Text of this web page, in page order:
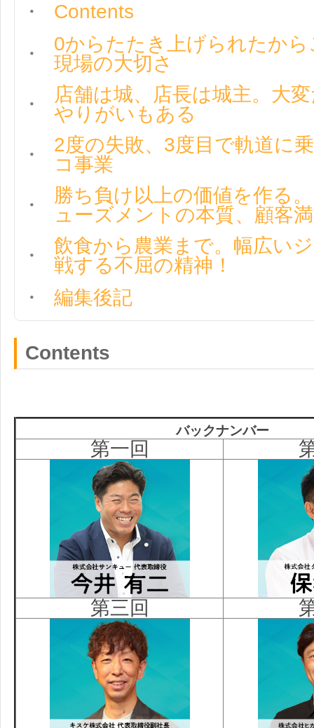
Contents
0からたたき上げられたか
現場の大切さ
店舗は城、店長は城主。大
やりがいもある
2度の失敗、3度目で軌道に
コ事業
勝ち負け以上の価値を作る
ューズメントの本質、顧客
飲食から農業まで。幅広い
戦する不屈の精神！
編集後記
Contents
バックナンバー
第一回
第三回